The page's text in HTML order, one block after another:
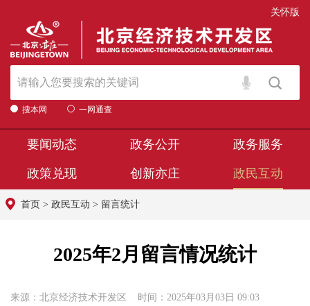
关怀版
搜本网 一网通查
要闻动态 政务公开 政务服务
政策兑现 创新亦庄 政民互动
首页 > 政民互动 > 留言统计
2025年2月留言情况统计
来源：北京经济技术开发区 时间：2025年03月03日 09:03